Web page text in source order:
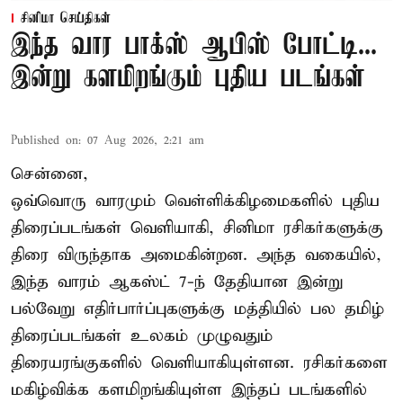
சினிமா செய்திகள்
இந்த வார பாக்ஸ் ஆபிஸ் போட்டி...
இன்று களமிறங்கும் புதிய படங்கள்
Published on: 07 Aug 2026, 2:21 am
சென்னை,
ஒவ்வொரு வாரமும் வெள்ளிக்கிழமைகளில் புதிய
திரைப்படங்கள் வெளியாகி, சினிமா ரசிகர்களுக்கு
திரை விருந்தாக அமைகின்றன. அந்த வகையில்,
இந்த வாரம் ஆகஸ்ட் 7-ந் தேதியான இன்று
பல்வேறு எதிர்பார்ப்புகளுக்கு மத்தியில் பல தமிழ்
திரைப்படங்கள் உலகம் முழுவதும்
திரையரங்குகளில் வெளியாகியுள்ளன. ரசிகர்களை
மகிழ்விக்க களமிறங்கியுள்ள இந்தப் படங்களில்